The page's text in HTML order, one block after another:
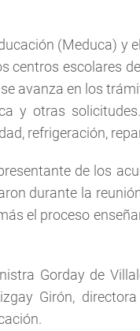
(Meduca) y
centros escolares
avanza en los
y otras
refrigeración,
de los
durante la
el proceso
Gorday de
Girón,